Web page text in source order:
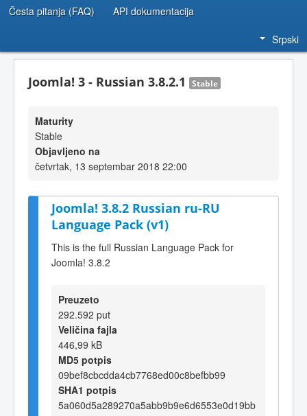
Česta pitanja (FAQ) API dokumentacija
Srpski
Joomla! 3 - Russian 3.8.2.1 Stable
Maturity
Stable
Objavljeno na
četvrtak, 13 septembar 2018 22:00
Joomla! 3.8.2 Russian ru-RU
Language Pack (v1)
This is the full Russian Language Pack for
Joomla! 3.8.2
Preuzeto
292.592 put
Veličina fajla
446,99 kB
MD5 potpis
09bef8cbcdda4cb7768ed00c8befbb99
SHA1 potpis
5a060d5a289270a5abb9b9e6d6553e0d19bb